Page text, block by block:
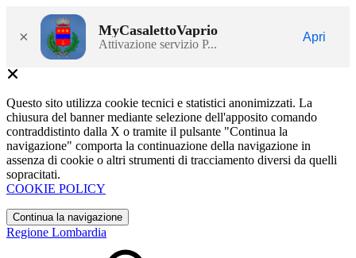
× MyCasalettoVaprio
Attivazione servizio P...
Apri
Questo sito utilizza cookie tecnici e statistici anonimizzati. La
chiusura del banner mediante selezione dell'apposito comando
contraddistinto dalla X o tramite il pulsante "Continua la
navigazione" comporta la continuazione della navigazione in
assenza di cookie o altri strumenti di tracciamento diversi da quelli
sopracitati.
COOKIE POLICY
Continua la navigazione
Regione Lombardia